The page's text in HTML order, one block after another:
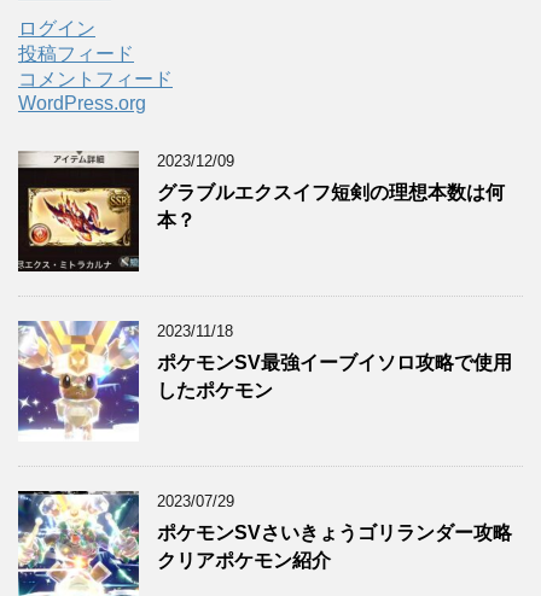
ログイン
投稿フィード
コメントフィード
WordPress.org
2023/12/09
グラブルエクスイフ短剣の理想本数は何
本？
2023/11/18
ポケモンSV最強イーブイソロ攻略で使用
したポケモン
2023/07/29
ポケモンSVさいきょうゴリランダー攻略
クリアポケモン紹介